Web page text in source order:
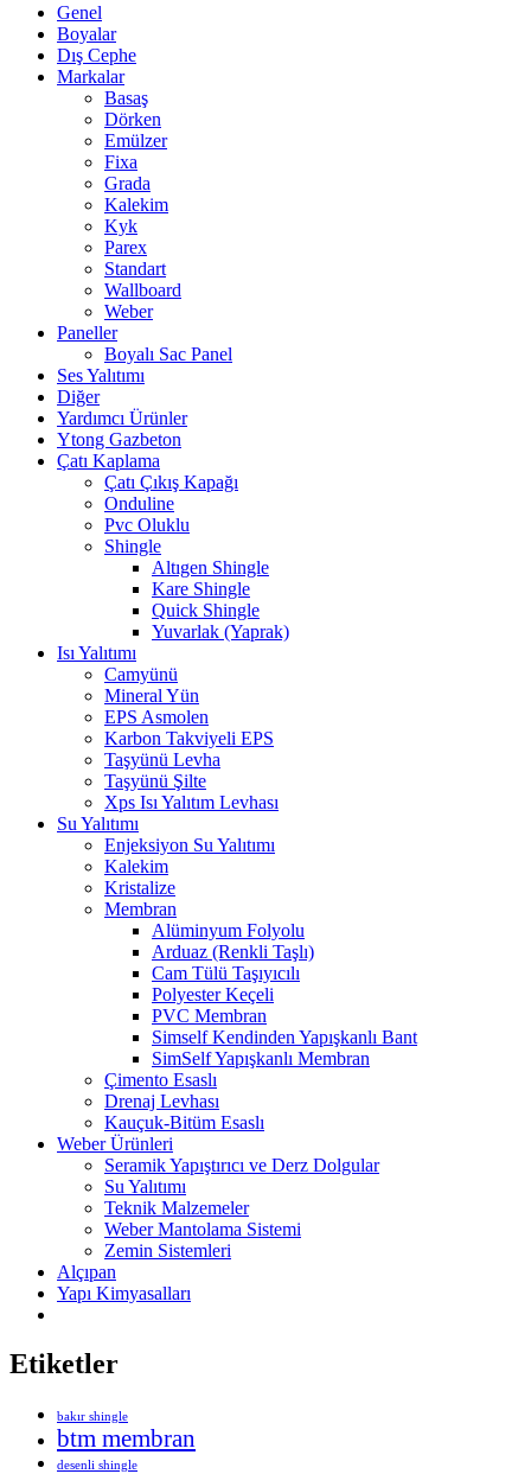
Genel
Boyalar
Dış Cephe
Markalar
Basaş
Dörken
Emülzer
Fixa
Grada
Kalekim
Kyk
Parex
Standart
Wallboard
Weber
Paneller
Boyalı Sac Panel
Ses Yalıtımı
Diğer
Yardımcı Ürünler
Ytong Gazbeton
Çatı Kaplama
Çatı Çıkış Kapağı
Onduline
Pvc Oluklu
Shingle
Altıgen Shingle
Kare Shingle
Quick Shingle
Yuvarlak (Yaprak)
Isı Yalıtımı
Camyünü
Mineral Yün
EPS Asmolen
Karbon Takviyeli EPS
Taşyünü Levha
Taşyünü Şilte
Xps Isı Yalıtım Levhası
Su Yalıtımı
Enjeksiyon Su Yalıtımı
Kalekim
Kristalize
Membran
Alüminyum Folyolu
Arduaz (Renkli Taşlı)
Cam Tülü Taşıyıcılı
Polyester Keçeli
PVC Membran
Simself Kendinden Yapışkanlı Bant
SimSelf Yapışkanlı Membran
Çimento Esaslı
Drenaj Levhası
Kauçuk-Bitüm Esaslı
Weber Ürünleri
Seramik Yapıştırıcı ve Derz Dolgular
Su Yalıtımı
Teknik Malzemeler
Weber Mantolama Sistemi
Zemin Sistemleri
Alçıpan
Yapı Kimyasalları
Etiketler
bakır shingle
btm membran
desenli shingle